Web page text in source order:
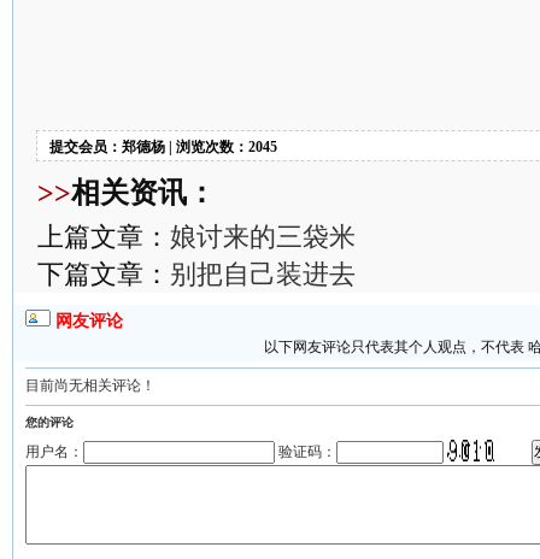
提交会员：郑德杨 | 浏览次数：2045
>>相关资讯：
上篇文章： 娘讨来的三袋米
下篇文章： 别把自己装进去
网友评论
以下网友评论只代表其个人观点，不代表
目前尚无相关评论！
您的评论
用户名： 验证码：